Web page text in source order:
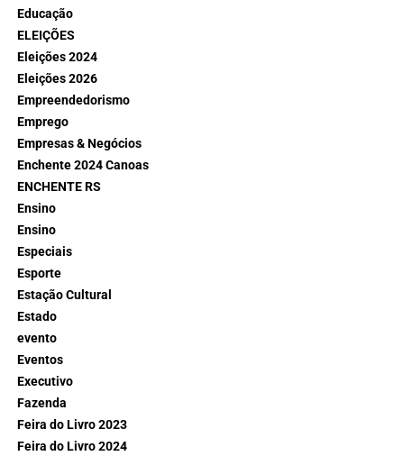
Educação
ELEIÇÕES
Eleições 2024
Eleições 2026
Empreendedorismo
Emprego
Empresas & Negócios
Enchente 2024 Canoas
ENCHENTE RS
Ensino
Ensino
Especiais
Esporte
Estação Cultural
Estado
evento
Eventos
Executivo
Fazenda
Feira do Livro 2023
Feira do Livro 2024